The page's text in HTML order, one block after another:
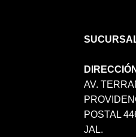
AV.
POSTAL
JAL.